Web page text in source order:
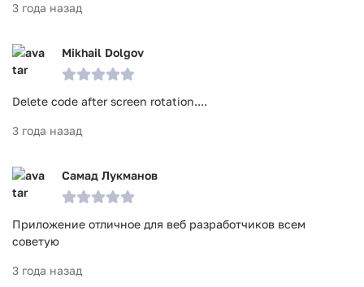
3 года назад
Mikhail Dolgov
Delete code after screen rotation....
3 года назад
Самад Лукманов
Приложение отличное для веб разработчиков всем
советую
3 года назад